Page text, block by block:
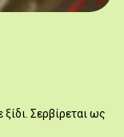
Σερβίρεται ως